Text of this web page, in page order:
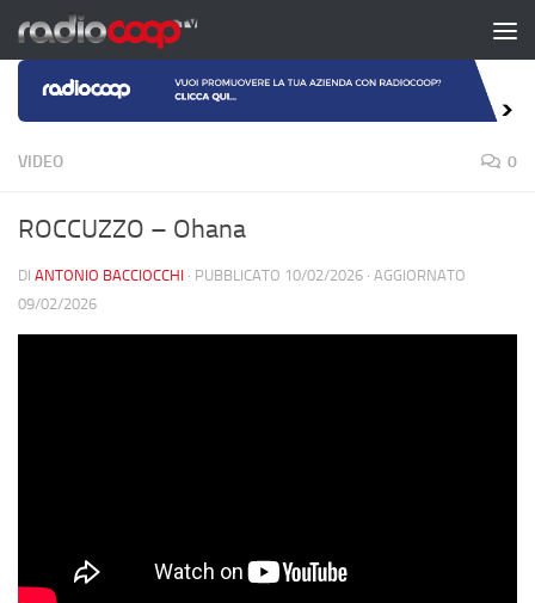
Salta al contenuto
VIDEO 0
ROCCUZZO – Ohana
DI ANTONIO BACCIOCCHI · PUBBLICATO 10/02/2026 · AGGIORNATO
09/02/2026